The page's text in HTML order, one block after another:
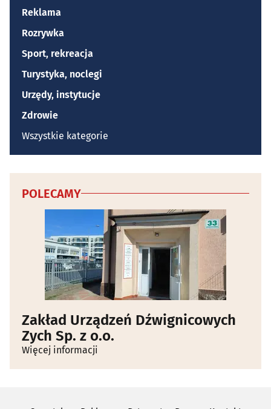
Reklama
Rozrywka
Sport, rekreacja
Turystyka, noclegi
Urzędy, instytucje
Zdrowie
Wszystkie kategorie
POLECAMY
Zakład Urządzeń Dźwignicowych
Zych Sp. z o.o.
Więcej informacji